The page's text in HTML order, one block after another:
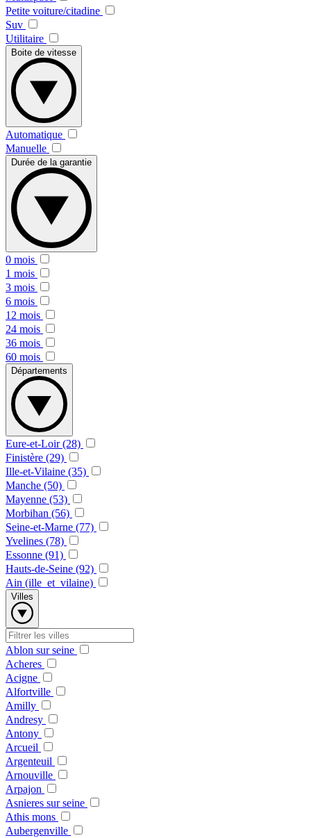
Petite voiture/citadine
Suv
Utilitaire
Boite de vitesse
Automatique
Manuelle
Durée de la garantie
0 mois
1 mois
3 mois
6 mois
12 mois
24 mois
36 mois
60 mois
Départements
Eure-et-Loir (28)
Finistère (29)
Ille-et-Vilaine (35)
Manche (50)
Mayenne (53)
Morbihan (56)
Seine-et-Marne (77)
Yvelines (78)
Essonne (91)
Hauts-de-Seine (92)
Ain (ille_et_vilaine)
Villes
Ablon sur seine
Acheres
Acigne
Alfortville
Amilly
Andresy
Antony
Arcueil
Argenteuil
Arnouville
Arpajon
Asnieres sur seine
Athis mons
Aubergenville